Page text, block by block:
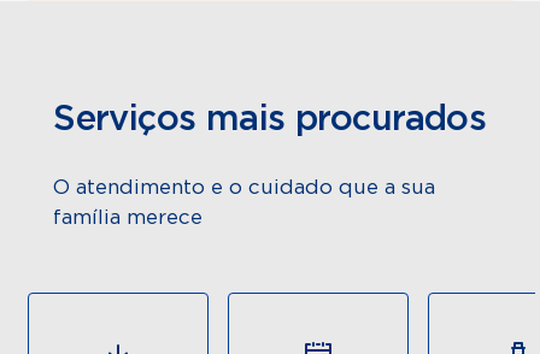
Serviços mais procurados
O atendimento e o cuidado que a sua
família merece